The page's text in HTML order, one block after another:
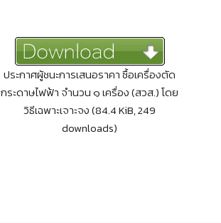
ประกาศผู้ชนะการเสนอราคา ซื้อเครื่องตัด
กระดาษไฟฟ้า จำนวน ๑ เครื่อง (สวส.) โดย
วิธีเฉพาะเจาะจง (84.4 KiB, 249
downloads)